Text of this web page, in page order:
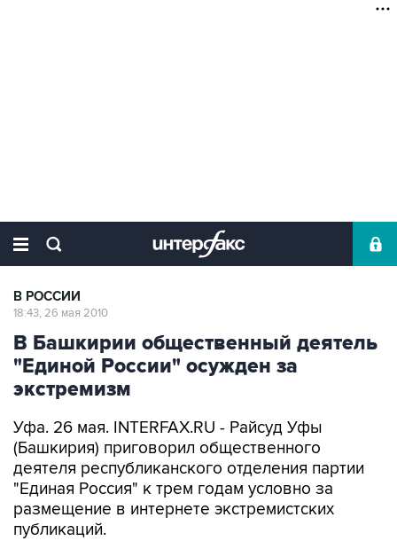
В РОССИИ
18:43, 26 мая 2010
В Башкирии общественный деятель
"Единой России" осужден за
экстремизм
Уфа. 26 мая. INTERFAX.RU - Райсуд Уфы
(Башкирия) приговорил общественного
деятеля республиканского отделения партии
"Единая Россия" к трем годам условно за
размещение в интернете экстремистских
публикаций.